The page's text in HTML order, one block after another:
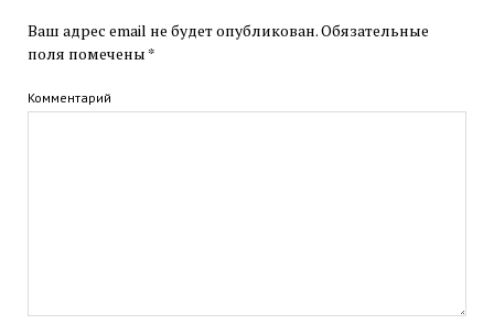
Ваш адрес email не будет опубликован.Обязательные
поля помечены *
Комментарий